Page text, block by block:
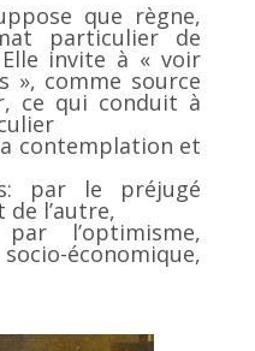
que règne,
particulier de
invite à « voir
», comme source
ce qui conduit à
contemplation et
par le préjugé
l’autre,
l’optimisme,
économique,